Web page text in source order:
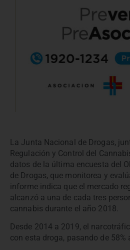
La Junta Nacional de Drogas,
Regulación y Control del
datos de la última encuesta del
de Drogas, que monitorea y
informe indica que el mercado
alcanzó a una de cada tres
cannabis durante el año 2018.
Desde 2014 a 2019, el
con esta droga, pasando de 58%